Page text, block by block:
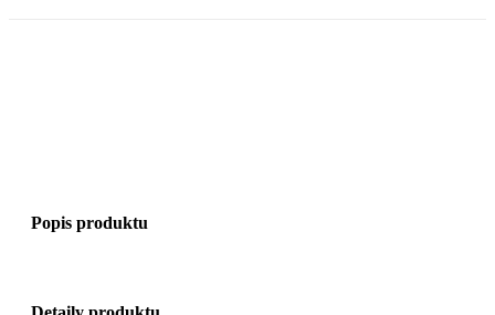
Popis produktu